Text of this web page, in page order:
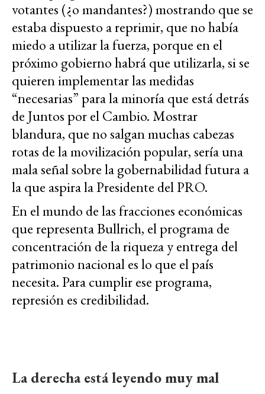
votantes (¿o mandantes?) mostrando que se
estaba dispuesto a reprimir, que no había
miedo a utilizar la fuerza, porque en el
próximo gobierno habrá que utilizarla, si se
quieren implementar las medidas
“necesarias” para la minoría que está detrás
de Juntos por el Cambio. Mostrar
blandura, que no salgan muchas cabezas
rotas de la movilización popular, sería una
mala señal sobre la gobernabilidad futura a
la que aspira la Presidente del PRO.
En el mundo de las fracciones económicas
que representa Bullrich, el programa de
concentración de la riqueza y entrega del
patrimonio nacional es lo que el país
necesita. Para cumplir ese programa,
represión es credibilidad.
La derecha está leyendo muy mal